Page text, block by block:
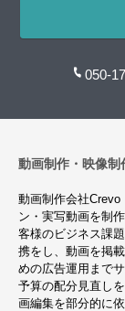
050-
動画制作・映像
動画制作会社Crevo
ン・実写動画を制
客様のビジネス課
携をし、動画を掲
めの広告運用まで
予算の配分見直し
画編集を部分的に